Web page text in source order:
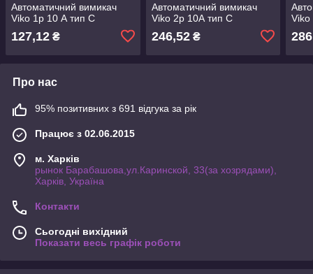
Автоматичний вимикач
Viko 1p 10 А тип С
127,12 ₴
Автоматичний вимикач
Viko 2p 10А тип С
246,52₴
Viko
Про нас
95% позитивних з 691 відгука за рік
Працює з 02.06.2015
м. Харків
рынок Барабашова,ул.Каринской, 33(за хозрядами),
Харків, Україна
Контакти
Сьогодні вихідний
Показати весь графік роботи